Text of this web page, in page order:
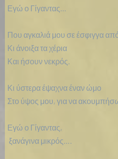
Εγώ ο Γίγαντας…
Που αγκαλιά μου σε έσφιγγα
Κι άνοιξα τα χέρια
Και ήσουν νεκρός.
Κι ύστερα έψαχνα έναν ώμο
Στο ύψος μου, για να
Εγώ ο Γίγαντας,
ξανάγινα μικρός….